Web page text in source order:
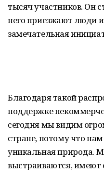
тысяч участников. Он
него приезжают люди
замечательная
Благодаря такой
поддержке
сегодня мы видим
стране, потому что нам
уникальная природа.
выстраиваются, имеют